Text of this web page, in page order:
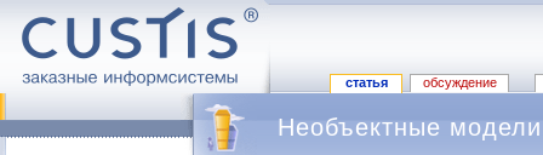
статья обсуждение
Необъектные